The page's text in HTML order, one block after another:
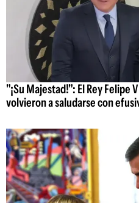
"¡Su Majestad!": El Rey Felipe
volvieron a saludarse con